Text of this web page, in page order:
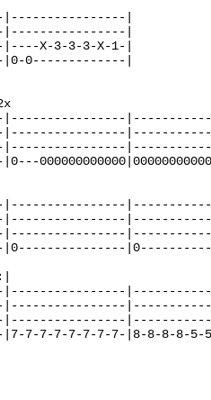
|
|----------------|
X-3-3-3-X-1-|
|0-0-------------|
|----------------
|0---------------
8x      :|
7-7-7-7-7-7-7-|8-8-8-8-5-